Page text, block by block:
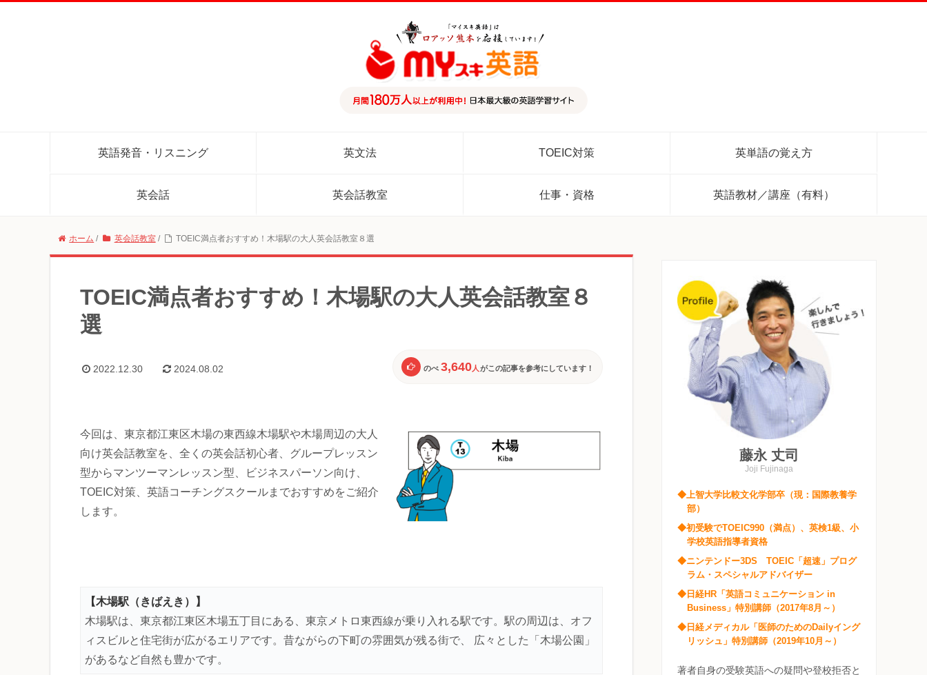
英語発音・リスニング 英文法 TOEIC対策 英単語の覚え方
英会話 英会話教室 仕事・資格 英語教材／講座（有料）
ホーム / 英会話教室 / TOEIC満点者おすすめ！木場駅の大人英会話教室８選
TOEIC満点者おすすめ！木場駅の大人英会話教室８
選
2022.12.30 2024.08.02 のべ 3,640人 がこの記事を参考にしています！
今回は、東京都江東区木場の東西線木場駅や木場周辺の大人
向け英会話教室を、全くの英会話初心者、グループレッスン
型からマンツーマンレッスン型、ビジネスパーソン向け、
TOEIC対策、英語コーチングスクールまでおすすめをご紹介
します。
【木場駅（きばえき）】
木場駅は、東京都江東区木場五丁目にある、東京メトロ東西線が乗り入れる駅です。駅の周辺は、オフ
ィスビルと住宅街が広がるエリアです。昔ながらの下町の雰囲気が残る街で、 広々とした「木場公園」
があるなど自然も豊かです。
藤永 丈司
Joji Fujinaga
◆上智大学比較文化学部卒（現：国際教養学
部）
◆初受験でTOEIC990（満点）、英検1級、小
学校英語指導者資格
◆ニンテンドー3DS TOEIC「超速」プログ
ラム・スペシャルアドバイザー
◆日経HR「英語コミュニケーション in
Business」特別講師（2017年8月～）
◆日経メディカル「医師のためのDailyイング
リッシュ」特別講師（2019年10月～）
著者自身の受験英語への疑問や登校拒否と